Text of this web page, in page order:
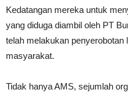
Kedatangan mereka untuk
yang diduga diambil oleh PT
telah melakukan penyerobotan
masyarakat.
Tidak hanya AMS, sejumlah